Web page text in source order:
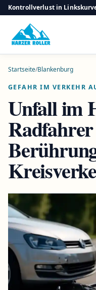
Kontrollverlust in
Startseite/Blankenburg
GEFAHR IM VERKEHR
Unfall im